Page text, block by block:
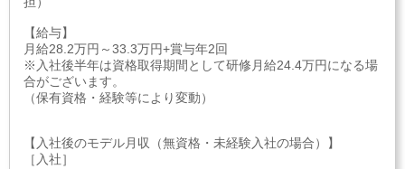
【給与】
月給28.2万円～33.3万円+賞与年2回
※入社後半年は資格取得期間として研修月給24.4万円になる場
合がございます。
（保有資格・経験等により変動）
【入社後のモデル月収（無資格・未経験入社の場合）】
［入社］